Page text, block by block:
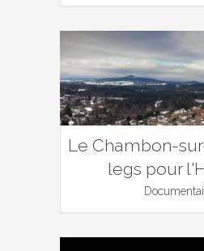
Le Chambon-
legs pour